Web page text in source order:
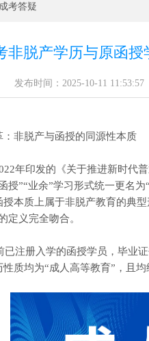
成考答疑
非脱产学历与原函
发布时间：2025-10-11 11:53:57
：非脱产与函授的同源性本质
印发的《关于推进新时代普
授”“业余”学习形式统一更名
本质上属于非脱产教育的典型
定义完全吻合。
册入学的函授学员，毕业证
质均为“成人高等教育”，且均